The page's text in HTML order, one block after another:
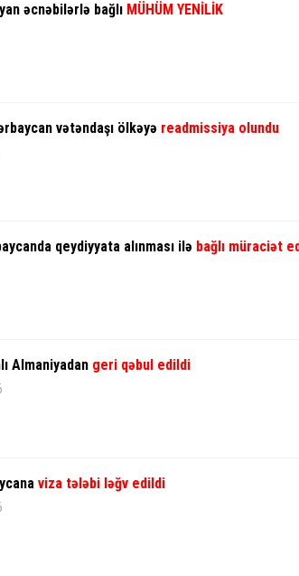
əcnəbilərlə bağlı MÜHÜM YENİLİK
vətəndaşı ölkəyə readmissiya olundu
qeydiyyata alınması ilə bağlı müraciət
Almaniyadan geri qəbul edildi
viza tələbi ləğv edildi